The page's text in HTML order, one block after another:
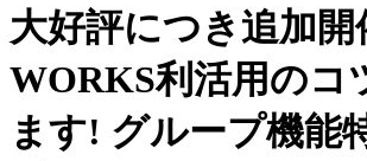
大好評につき追加
WORKS利活用のコ
ます! グループ機能